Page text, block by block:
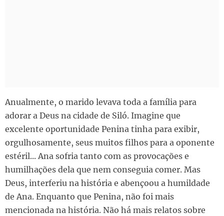
Anualmente, o marido levava toda a família para
adorar a Deus na cidade de Siló. Imagine que
excelente oportunidade Penina tinha para exibir,
orgulhosamente, seus muitos filhos para a oponente
estéril... Ana sofria tanto com as provocações e
humilhações dela que nem conseguia comer. Mas
Deus, interferiu na história e abençoou a humildade
de Ana. Enquanto que Penina, não foi mais
mencionada na história. Não há mais relatos sobre